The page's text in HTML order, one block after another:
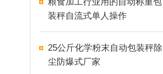
装秤自流式单人操作
25公斤化学粉末自动包装秤除
尘防爆式厂家